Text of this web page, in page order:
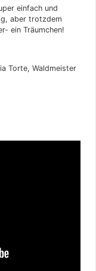
einfach und
aber trotzdem
ein Träumchen!
Torte, Waldmeister